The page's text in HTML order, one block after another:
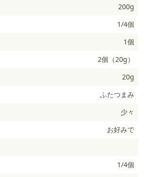
200g
1/4個
1個
2個（20g）
20g
ふたつまみ
少々
お好みで
1/4個